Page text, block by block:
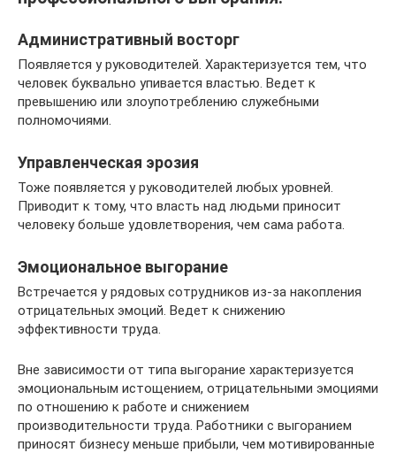
Административный восторг
Появляется у руководителей. Характеризуется тем, что
человек буквально упивается властью. Ведет к
превышению или злоупотреблению служебными
полномочиями.
Управленческая эрозия
Тоже появляется у руководителей любых уровней.
Приводит к тому, что власть над людьми приносит
человеку больше удовлетворения, чем сама работа.
Эмоциональное выгорание
Встречается у рядовых сотрудников из-за накопления
отрицательных эмоций. Ведет к снижению
эффективности труда.
Вне зависимости от типа выгорание характеризуется
эмоциональным истощением, отрицательными эмоциями
по отношению к работе и снижением
производительности труда. Работники с выгоранием
приносят бизнесу меньше прибыли, чем мотивированные